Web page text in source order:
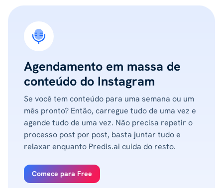
Agendamento em massa de
conteúdo do Instagram
Se você tem conteúdo para uma semana ou um
mês pronto? Então, carregue tudo de uma vez e
agende tudo de uma vez. Não precisa repetir o
processo post por post, basta juntar tudo e
relaxar enquanto Predis.ai cuida do resto.
Comece para Free